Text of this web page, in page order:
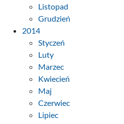
Listopad
Grudzień
2014
Styczeń
Luty
Marzec
Kwiecień
Maj
Czerwiec
Lipiec